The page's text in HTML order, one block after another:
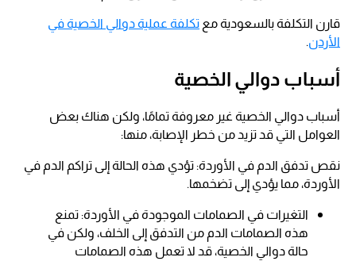
قارن التكلفة بالسعودية مع تكلفة عملية دوالي الخصية في
الأردن.
أسباب دوالي الخصية
أسباب دوالي الخصية غير معروفة تمامًا، ولكن هناك بعض
العوامل التي قد تزيد من خطر الإصابة، منها:
نقص تدفق الدم في الأوردة: تؤدي هذه الحالة إلى تراكم الدم في
الأوردة، مما يؤدي إلى تضخمها.
التغيرات في الصمامات الموجودة في الأوردة: تمنع
هذه الصمامات الدم من التدفق إلى الخلف، ولكن في
حالة دوالي الخصية، قد لا تعمل هذه الصمامات